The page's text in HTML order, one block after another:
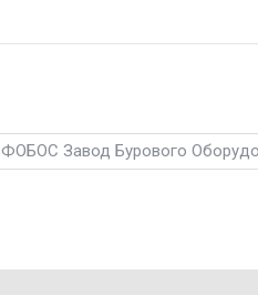
Завод Бурового